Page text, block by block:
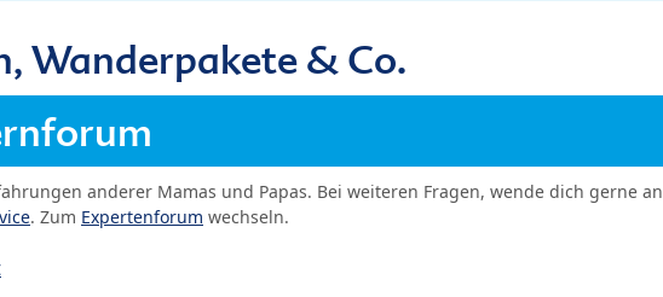
Wanderpakete & Co.
anderer Mamas und Papas. Bei weiteren Fragen, wende dich gerne an
. Zum Expertenforum wechseln.